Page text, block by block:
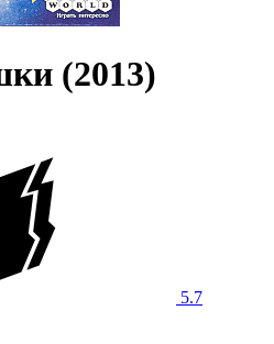
(2013)
5.7